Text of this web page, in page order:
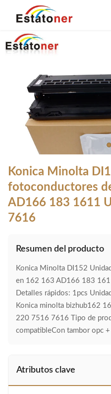
Konica Minolta
fotoconductores
AD166 183 1611
7616
Resumen del producto
Konica Minolta DI152
en 162 163 AD166 183
Detalles rápidos: 1pcs
Konica minolta bizhub162
220 7516 7616 Tipo de
compatibleCon tambor opc
Atributos clave